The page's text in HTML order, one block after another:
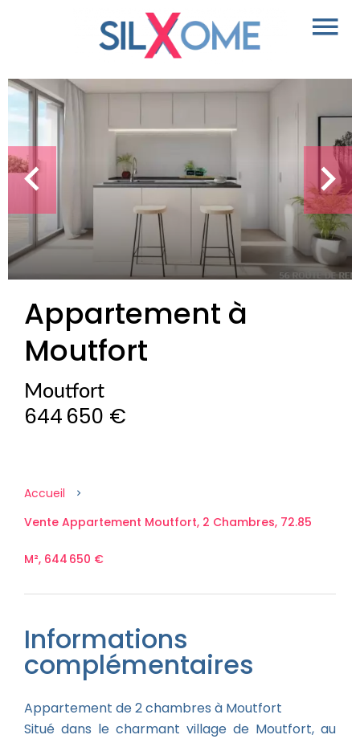
Appartement à
Moutfort
Moutfort
644 650 €
Accueil
Vente Appartement Moutfort, 2 Chambres, 72.85
M², 644 650 €
Informations
complémentaires
Appartement de 2 chambres à Moutfort
Situé dans le charmant village de Moutfort, au